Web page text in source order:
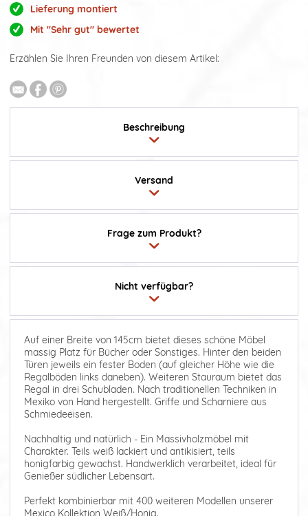
Lieferung montiert
Mit "Sehr gut" bewertet
Erzählen Sie Ihren Freunden von diesem Artikel:
Beschreibung
Frage zum Produkt?
Versand
Nicht verfügbar?
Auf einer Breite von 145cm bietet dieses schöne Möbel
massig Platz für Bücher oder Sonstiges. Hinter den beiden
Türen jeweils ein fester Boden (auf gleicher Höhe wie die
Regalböden links daneben). Weiteren Stauraum bietet das
Regal in drei Schubladen. Nach traditionellen Techniken in
Mexiko von Hand hergestellt. Griffe und Scharniere aus
Schmiedeeisen.
Nachhaltig und natürlich - Ein Massivholzmöbel mit
Charakter. Teils weiß lackiert und antikisiert, teils
honigfarbig gewachst. Handwerklich verarbeitet, ideal für
Genießer südlicher Lebensart.
Perfekt kombinierbar mit 400 weiteren Modellen unserer
Mexico Kollektion Weiß/Honig.